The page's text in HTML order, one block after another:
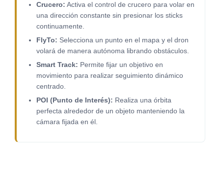
Crucero: Activa el control de crucero para volar en
una dirección constante sin presionar los sticks
continuamente.
FlyTo: Selecciona un punto en el mapa y el dron
volará de manera autónoma librando obstáculos.
Smart Track: Permite fijar un objetivo en
movimiento para realizar seguimiento dinámico
centrado.
POI (Punto de Interés): Realiza una órbita
perfecta alrededor de un objeto manteniendo la
cámara fijada en él.